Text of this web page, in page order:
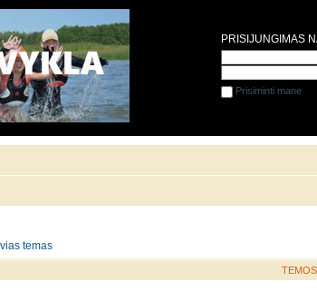
temas
TEMOS
PRISIJUNGIMAS
Prisiminti mane